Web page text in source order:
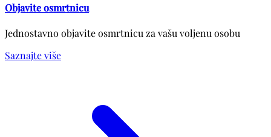
Objavite osmrtnicu
Jednostavno objavite osmrtnicu za vašu voljenu osobu
Saznajte više